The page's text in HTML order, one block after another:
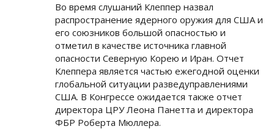
Во время слушаний Клеппер назвал
распространение ядерного оружия для США и
его союзников большой опасностью и
отметил в качестве источника главной
опасности Северную Корею и Иран. Отчет
Клеппера является частью ежегодной оценки
глобальной ситуации разведуправлениями
США. В Конгрессе ожидается также отчет
директора ЦРУ Леона Панетта и директора
ФБР Роберта Мюллера.